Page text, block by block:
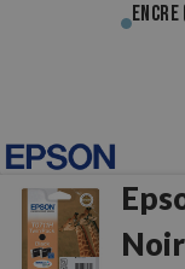
Encre